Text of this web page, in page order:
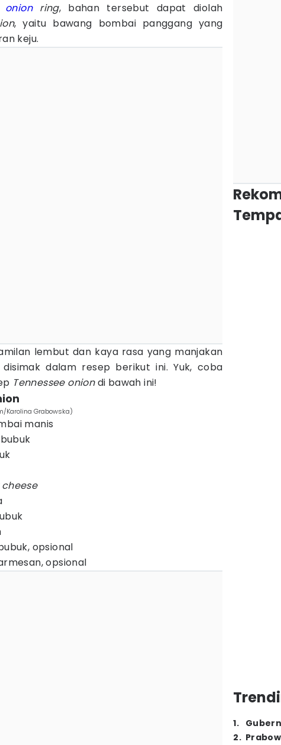
onionring, bahan tersebut dapat diolah
, yaitu bawang bombai panggang yang
keju.
lembut dan kaya rasa yang manjakan
disimak dalam resep berikut ini. Yuk, coba
Tennessee oniondi bawah ini!
Karolina Grabowska)
manis
opsional
opsional
1.
2.